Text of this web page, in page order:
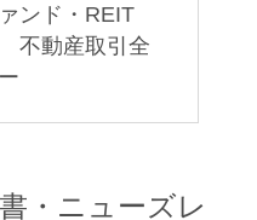
ンド・REIT
不動産取引全
・ニューズレ